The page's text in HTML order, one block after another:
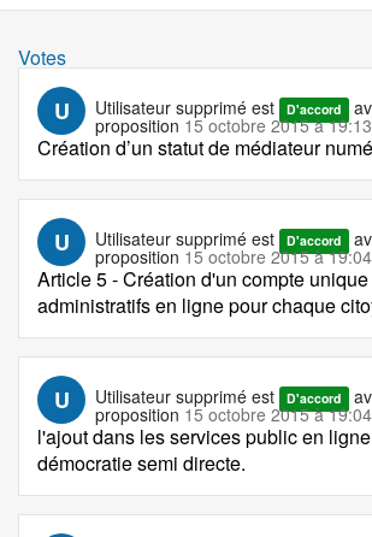
Votes
U Utilisateur supprimé est D'accord
proposition 15 octobre 2015 à 19:13
Création d’un statut de médiateur
U Utilisateur supprimé est D'accord
proposition 15 octobre 2015 à 19:04
Article 5 - Création d'un compte
administratifs en ligne pour chaque
U Utilisateur supprimé est D'accord
proposition 15 octobre 2015 à 19:04
l'ajout dans les services public en
démocratie semi directe.